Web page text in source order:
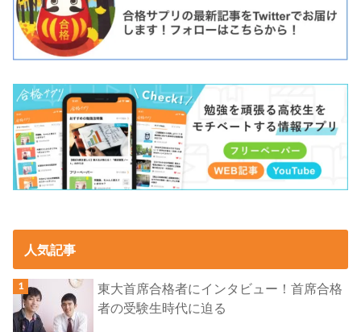
人気記事
東大首席合格者にインタビュー！首席合格
者の受験生時代に迫る